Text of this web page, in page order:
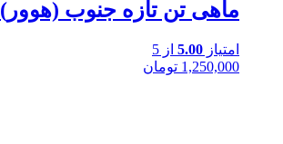
ماهی تن تازه جنوب (هوور)
امتیاز 5.00 از 5
1,250,000 تومان